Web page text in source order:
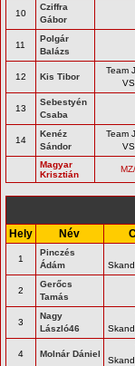
10
Cziffra
Gábor
11
Polgár
Balázs
12 Kis Tibor
Team
13
Sebestyén
Csaba
14
Kenéz
Sándor
Team
Magyar
Krisztián
Hely Név
1
Pinczés
Ádám
2
Gerőcs
Tamás
3
Nagy
László46
4 Molnár Dániel